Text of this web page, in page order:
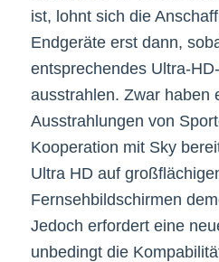
ist, lohnt sich die
Endgeräte erst dann,
entsprechendes Ultra-
ausstrahlen. Zwar haben
Ausstrahlungen von
Kooperation mit Sky
Ultra HD auf
Fernsehbildschirmen
Jedoch erfordert eine
unbedingt die